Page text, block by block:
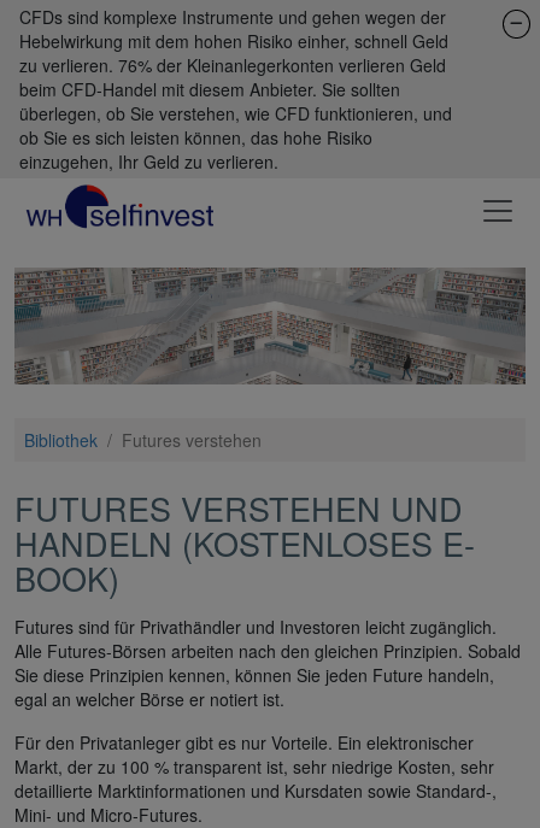
CFDs sind komplexe Instrumente und gehen wegen der
Hebelwirkung mit dem hohen Risiko einher, schnell Geld
zu verlieren. 76% der Kleinanlegerkonten verlieren Geld
beim CFD-Handel mit diesem Anbieter. Sie sollten
überlegen, ob Sie verstehen, wie CFD funktionieren, und
ob Sie es sich leisten können, das hohe Risiko
einzugehen, Ihr Geld zu verlieren.
Bibliothek / Futures verstehen
FUTURES VERSTEHEN UND
HANDELN (KOSTENLOSES E-
BOOK)
Futures sind für Privathändler und Investoren leicht zugänglich.
Alle Futures-Börsen arbeiten nach den gleichen Prinzipien. Sobald
Sie diese Prinzipien kennen, können Sie jeden Future handeln,
egal an welcher Börse er notiert ist.
Für den Privatanleger gibt es nur Vorteile. Ein elektronischer
Markt, der zu 100 % transparent ist, sehr niedrige Kosten, sehr
detaillierte Marktinformationen und Kursdaten sowie Standard-,
Mini- und Micro-Futures.